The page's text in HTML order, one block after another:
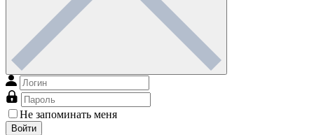
Не запоминать меня
Войти